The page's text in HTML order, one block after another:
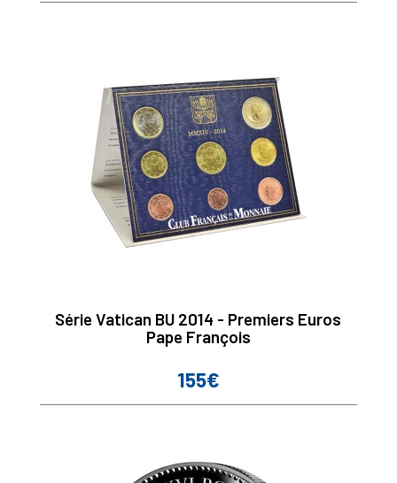
Série Vatican BU 2014 - Premiers Euros
Pape François
Prix
155€